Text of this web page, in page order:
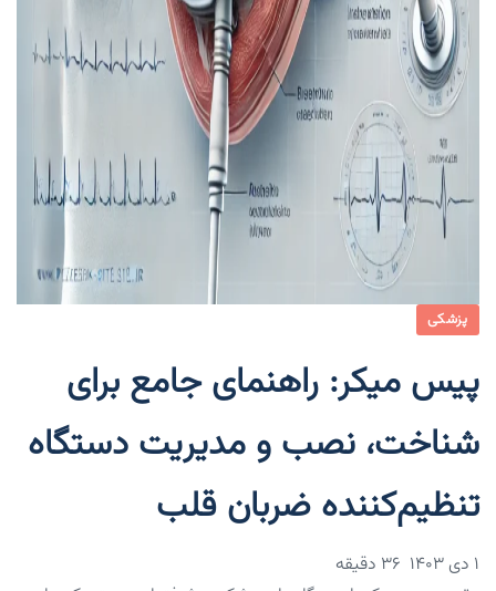
پزشکی
پیس میکر: راهنمای جامع برای
شناخت، نصب و مدیریت دستگاه
تنظیم‌کننده ضربان قلب
۱ دی ۱۴۰۳